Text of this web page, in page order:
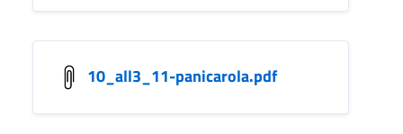
10_all3_11-panicarola.pdf